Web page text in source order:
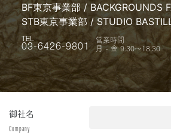
BF東京事業部 / BACKGROUNDS
STB東京事業部 / STUDIO
TEL
03-6426-9801
営業時間
月 - 金 9:30〜18:30
御社名
Company